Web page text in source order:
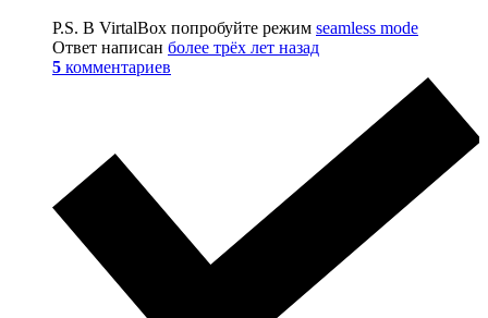
P.S. В VirtalBox попробуйте режим seamless mode
Ответ написан более трёх лет назад
5 комментариев